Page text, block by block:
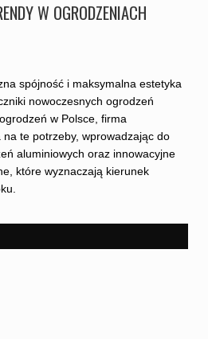
W OGRODZENIACH
spójność i maksymalna estetyka
nowoczesnych ogrodzeń
w Polsce, firma
na te potrzeby, wprowadzając do
aluminiowych oraz innowacyjne
które wyznaczają kierunek